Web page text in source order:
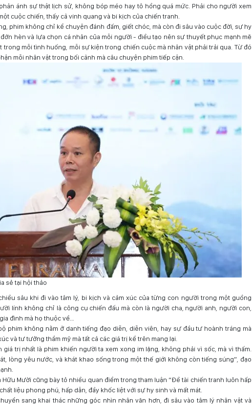
ánh sự thật lịch sử, không bóp méo hay tô hồng quá mức. Phải cho người xem
cuộc chiến, thấy cả vinh quang và bi kịch của chiến tranh.
phim không chỉ kể chuyện đánh đấm, giết chóc, mà còn đi sâu vào cuộc đời, sự hy
hèn và lựa chọn cá nhân của mỗi người - điều tạo nên sự thuyết phục mạnh mẽ
trong mỗi tình huống, mỗi sự kiện trong chiến cuộc mà nhân vật phải trải qua. Từ đó
mỗi nhân vật trong bối cảnh mà câu chuyện phim tiếp cận.
sẻ tại hội thảo
sâu khi đi vào tâm lý, bi kịch và cảm xúc của từng con người trong một guồng
lính không chỉ là công cụ chiến đấu mà còn là người cha, người anh, người con,
đình mà họ thuộc về…
phim không nằm ở danh tiếng đạo diễn, diễn viên, hay sự đầu tư hoành tráng mà
và tư tưởng thẩm mỹ mà tất cả các giá trị kể trên mang lại.
trị nhất là phim khiến người ta xem xong im lặng, không phải vì sốc, mà vì thấm.
lòng yêu nước, và khát khao sống trong một thế giới không còn tiếng súng”, đạo
Mười cũng bày tỏ nhiều quan điểm trong tham luận “Đề tài chiến tranh luôn hấp
liệu phong phú, hấp dẫn, đầy khốc liệt với sự hy sinh và mất mát.
sang khai thác những góc nhìn nhân văn hơn, đi sâu vào tâm lý nhân vật và